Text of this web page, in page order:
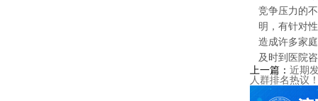
竞争压力的
明，有针对
造成许多家
及时到医院
上一篇： 近期
人群排名热议